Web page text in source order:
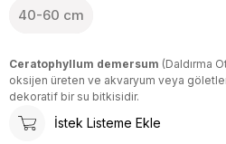
40-60 cm
Ceratophyllum demersum (Daldırma
oksijen üreten ve akvaryum veya
dekoratif bir su bitkisidir.
İstek Listeme Ekle